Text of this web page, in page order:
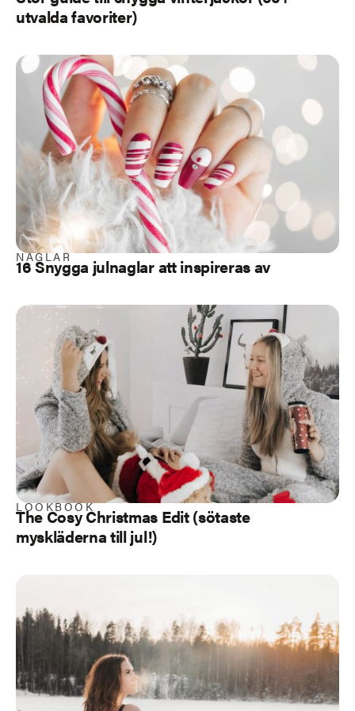
utvalda favoriter)
NAGLAR
16 Snygga julnaglar att inspireras av
LOOKBOOK
The Cosy Christmas Edit (sötaste
myskläderna till jul!)